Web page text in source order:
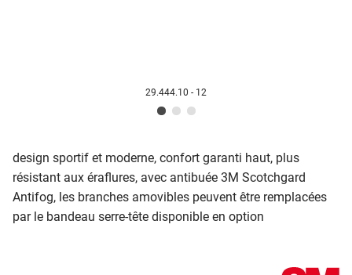
29.444.10 - 12
design sportif et moderne, confort garanti haut, plus
résistant aux éraflures, avec antibuée 3M Scotchgard
Antifog, les branches amovibles peuvent être remplacées
par le bandeau serre-tête disponible en option